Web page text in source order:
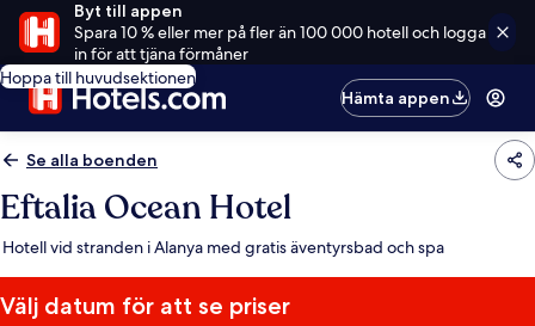
Byt till appen
Spara 10 % eller mer på fler än 100 000 hotell och logga
in för att tjäna förmåner
Hoppa till huvudsektionen
Hämta appen
Se alla boenden
Eftalia Ocean Hotel
Hotell vid stranden i Alanya med gratis äventyrsbad och spa
Välj datum för att se priser